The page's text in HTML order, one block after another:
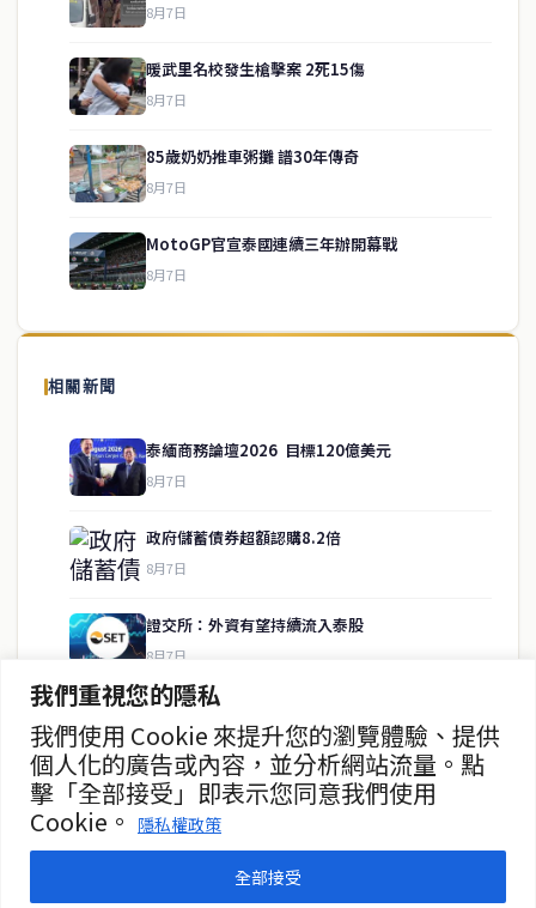
我們重視您的隱私
我們使用 Cookie 來提升您的瀏覽體驗、提供
個人化的廣告或內容，並分析網站流量。點
擊「全部接受」即表示您同意我們使用
Cookie。
隱私權政策
全部接受
8月7日
暖武里名校發生槍擊案 2死15傷
8月7日
85歲奶奶推車粥攤 譜30年傳奇
8月7日
MotoGP官宣泰國連續三年辦開幕戰
8月7日
相關新聞
泰緬商務論壇2026 目標120億美元
8月7日
政府儲蓄債券超額認購8.2倍
8月7日
證交所：外資有望持續流入泰股
8月7日
泰股8月6日收漲0.30% 報1614點
8月7日
ADVANC第二季淨利增25% 券商看好
8月7日
關於我們
泰國中文新聞（TCN）是一家總部設於曼谷的中文新聞媒體，致力於
供即時、客觀、多元的中文新聞內容。
房地產
聯絡資訊
歡迎來信洽詢合作事宜
或提供新聞線索
service@thaichinesenews.com
service@thaichinesenews.com